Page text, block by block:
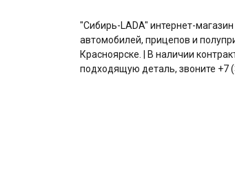
"Сибирь-LADA" интернет-
автомобилей, прицепов и
Красноярске. | В наличии
подходящую деталь, звоните +7